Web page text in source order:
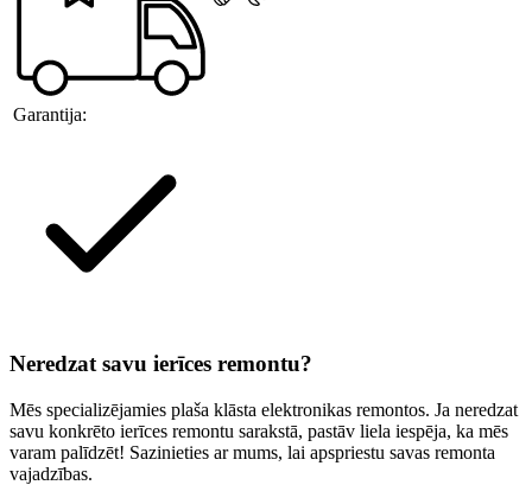
Garantija:
Neredzat savu ierīces remontu?
Mēs specializējamies plaša klāsta elektronikas remontos. Ja neredzat
savu konkrēto ierīces remontu sarakstā, pastāv liela iespēja, ka mēs
varam palīdzēt! Sazinieties ar mums, lai apspriestu savas remonta
vajadzības.